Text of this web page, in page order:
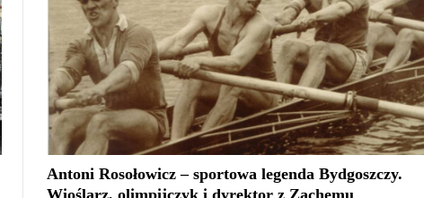
Antoni Rosołowicz – sportowa legenda Bydgoszczy.
Wioślarz, olimpijczyk i dyrektor z Zachemu